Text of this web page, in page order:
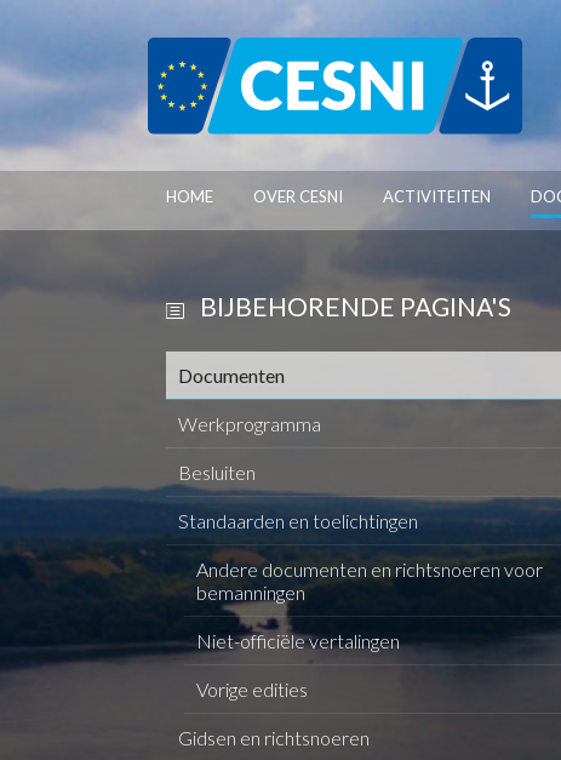
HOME OVER CESNI ACTIVITEITEN
BIJBEHORENDE PAGINA'S
Documenten
Werkprogramma
Besluiten
Standaarden en toelichtingen
Andere documenten en richtsnoeren voor
bemanningen
Niet-officiële vertalingen
Vorige edities
Gidsen en richtsnoeren